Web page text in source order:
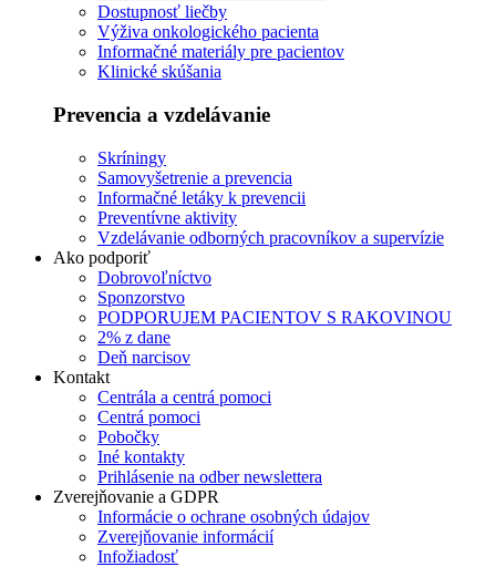
Dostupnosť liečby
Výživa onkologického pacienta
Informačné materiály pre pacientov
Klinické skúšania
Prevencia a vzdelávanie
Skríningy
Samovyšetrenie a prevencia
Informačné letáky k prevencii
Preventívne aktivity
Vzdelávanie odborných pracovníkov a supervízie
Ako podporiť
Dobrovoľníctvo
Sponzorstvo
PODPORUJEM PACIENTOV S RAKOVINOU
2% z dane
Deň narcisov
Kontakt
Centrála a centrá pomoci
Centrá pomoci
Pobočky
Iné kontakty
Prihlásenie na odber newslettera
Zverejňovanie a GDPR
Informácie o ochrane osobných údajov
Zverejňovanie informácií
Infožiadosť